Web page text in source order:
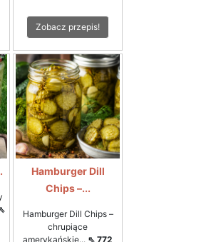
Zobacz przepis!
Hamburger Dill
Chips –...
Hamburger Dill Chips –
chrupiące
amerykańskie... ⇖ 772